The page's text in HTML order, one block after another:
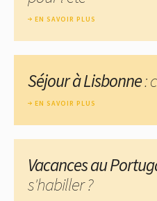
EN SAVOIR PLUS
Séjour à Lisbonne:
EN SAVOIR PLUS
Vacances au
s'habiller ?